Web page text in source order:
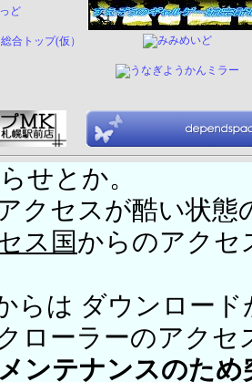
合トップ(仮）
せとか。
クセスが酷い状態
ス国からのアクセ
らは ダウンロー
ローラーのアクセ
メンテナンスのため